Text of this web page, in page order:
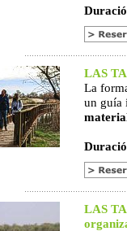
LAS
La
un guía
LAS